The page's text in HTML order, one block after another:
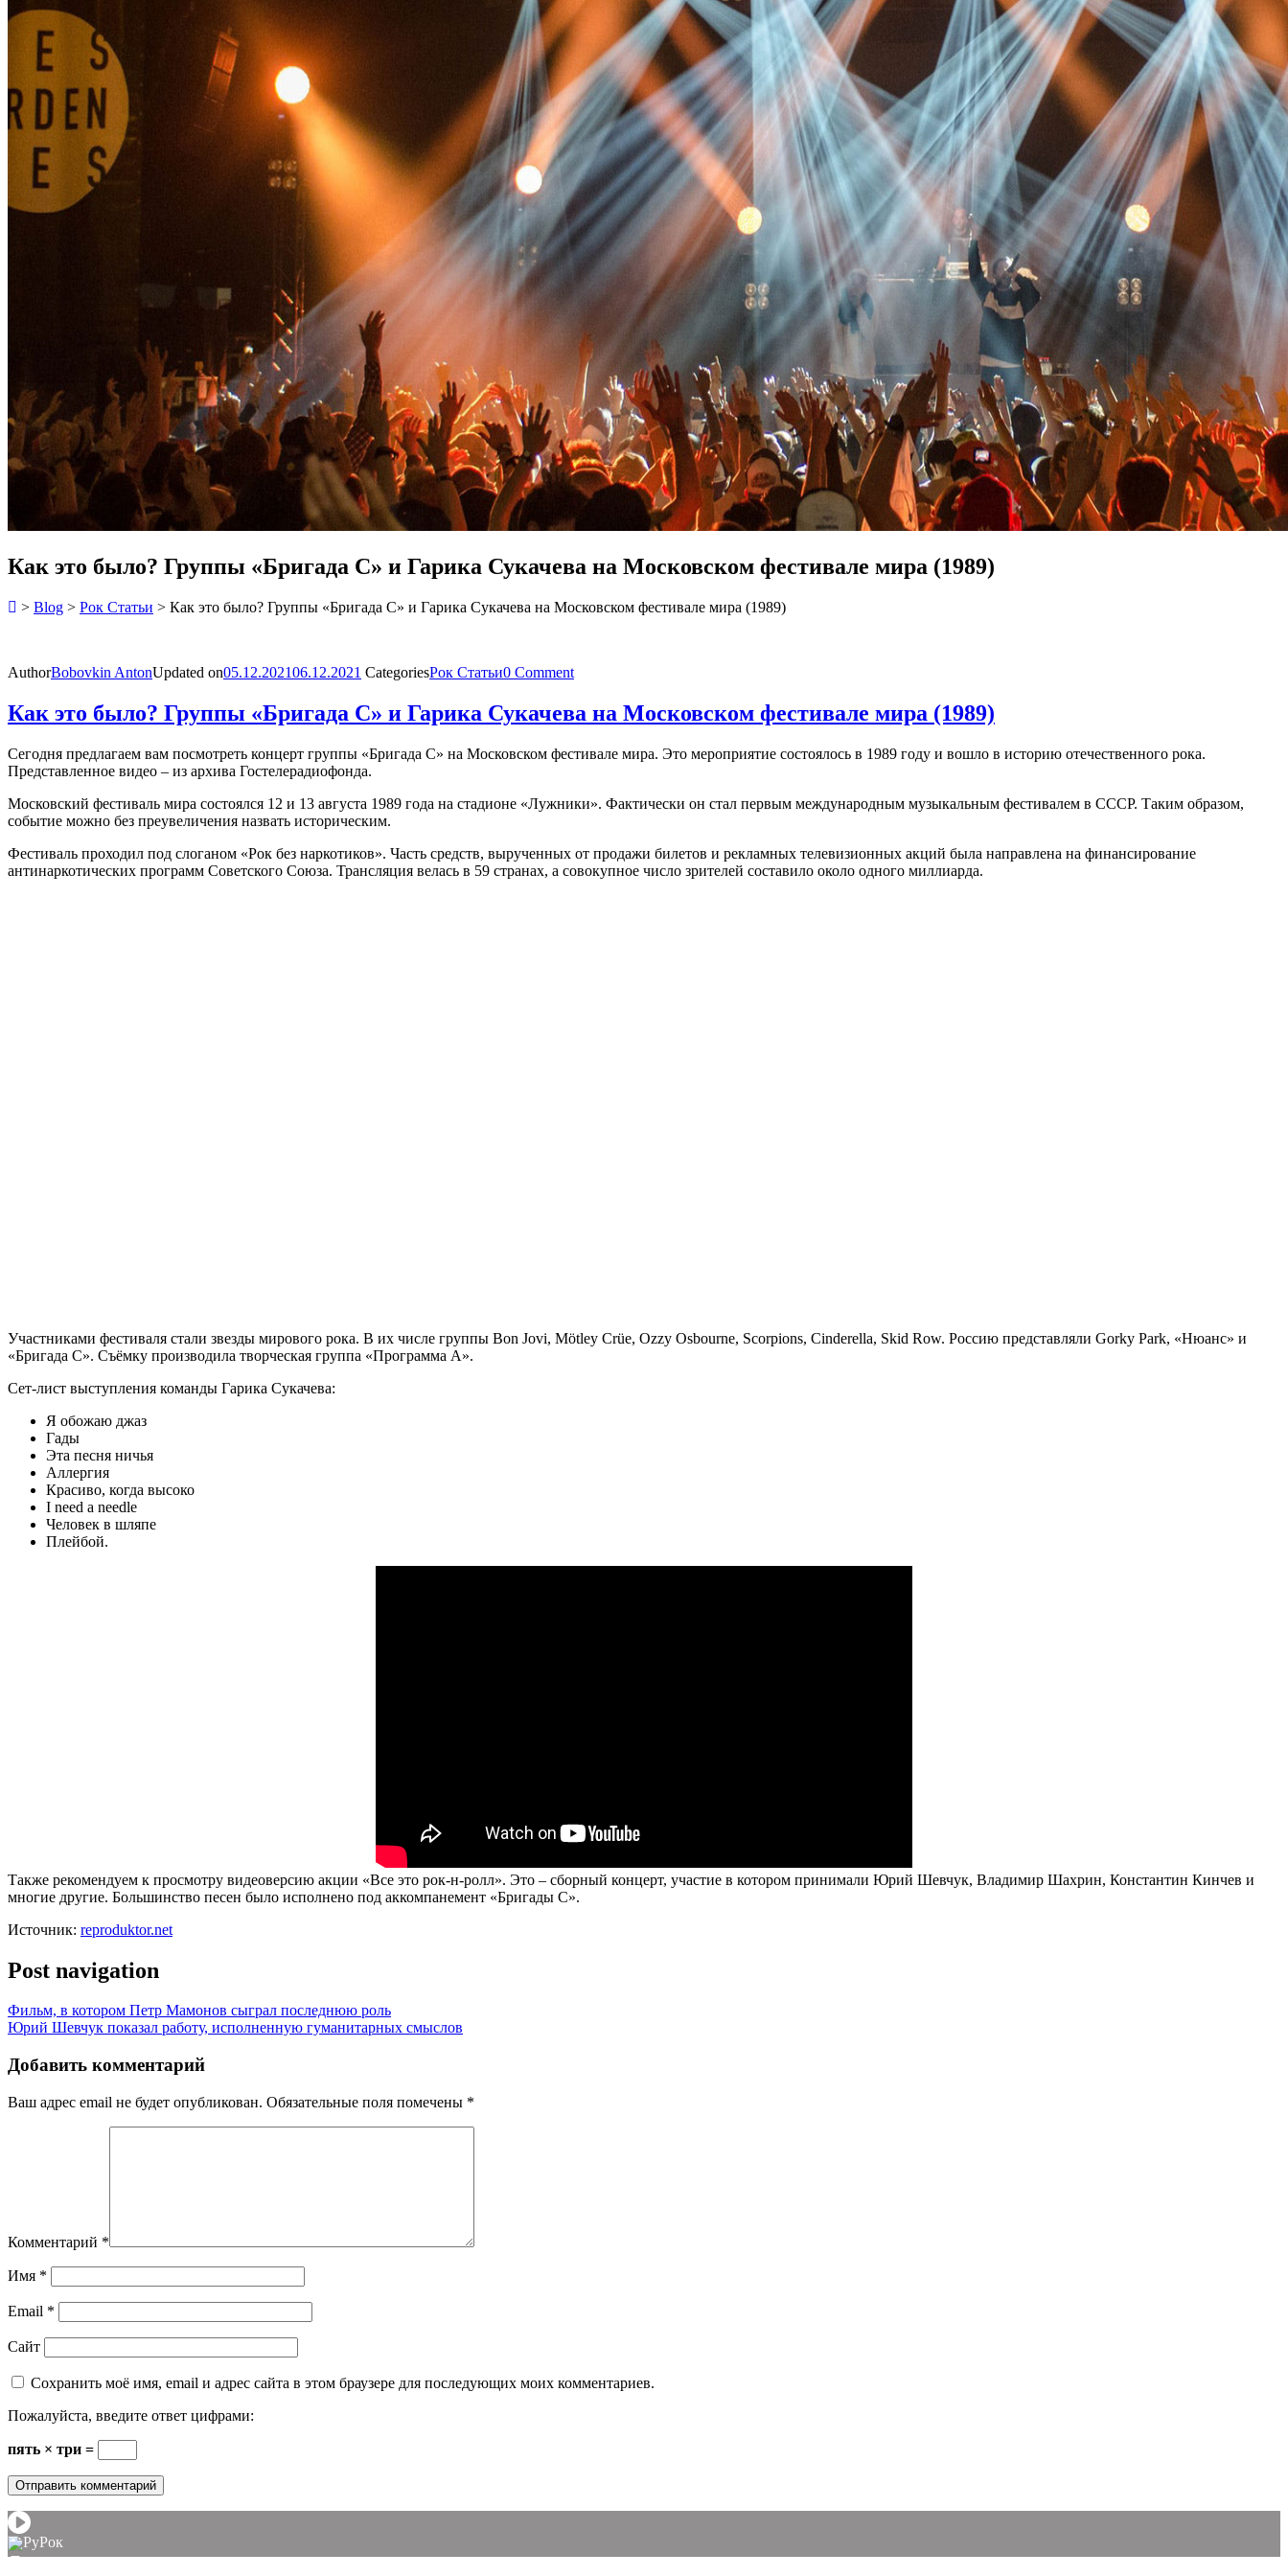
Как это было? Группы «Бригада С» и Гарика Сукачева на Московском фестивале мира (1989)
> Blog > Рок Статьи > Как это было? Группы «Бригада С» и Гарика Сукачева на Московском фестивале мира (1989)
AuthorBobovkin AntonUpdated on05.12.202106.12.2021 CategoriesРок Статьи0 Comment
Как это было? Группы «Бригада С» и Гарика Сукачева на Московском фестивале мира (1989)
Сегодня предлагаем вам посмотреть концерт группы «Бригада С» на Московском фестивале мира. Это мероприятие состоялось в 1989 году и вошло в историю отечественного рока.
Представленное видео – из архива Гостелерадиофонда.
Московский фестиваль мира состоялся 12 и 13 августа 1989 года на стадионе «Лужники». Фактически он стал первым международным музыкальным фестивалем в СССР. Таким образом,
событие можно без преувеличения назвать историческим.
Фестиваль проходил под слоганом «Рок без наркотиков». Часть средств, вырученных от продажи билетов и рекламных телевизионных акций была направлена на финансирование
антинаркотических программ Советского Союза. Трансляция велась в 59 странах, а совокупное число зрителей составило около одного миллиарда.
Участниками фестиваля стали звезды мирового рока. В их числе группы Bon Jovi, Mötley Crüe, Ozzy Osbourne, Scorpions, Cinderella, Skid Row. Россию представляли Gorky Park, «Нюанс» и
«Бригада С». Съёмку производила творческая группа «Программа А».
Сет-лист выступления команды Гарика Сукачева:
Я обожаю джаз
Гады
Эта песня ничья
Аллергия
Красиво, когда высоко
I need a needle
Человек в шляпе
Плейбой.
Также рекомендуем к просмотру видеоверсию акции «Все это рок-н-ролл». Это – сборный концерт, участие в котором принимали Юрий Шевчук, Владимир Шахрин, Константин Кинчев и
многие другие. Большинство песен было исполнено под аккомпанемент «Бригады С».
Источник: reproduktor.net
Post navigation
Фильм, в котором Петр Мамонов сыграл последнюю роль
Юрий Шевчук показал работу, исполненную гуманитарных смыслов
Добавить комментарий
Ваш адрес email не будет опубликован. Обязательные поля помечены *
Комментарий *
Имя *
Email *
Сайт
Сохранить моё имя, email и адрес сайта в этом браузере для последующих моих комментариев.
Пожалуйста, введите ответ цифрами:
пять × три =
РуРок
▼